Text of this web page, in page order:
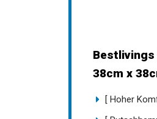
38cm x
[ Hoher